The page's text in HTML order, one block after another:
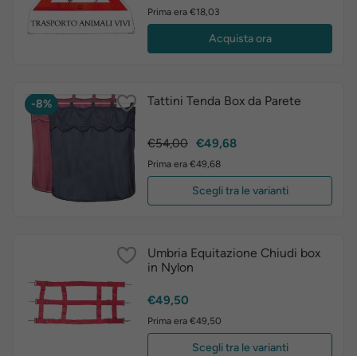
Prima era €18,03
Acquista ora
-8% Tattini Tenda Box da Parete
Prezzo
€54,00 Prezzo
€49,68
Prima era €49,68
Scegli tra le varianti
Umbria Equitazione Chiudi box
in Nylon
Prezzo
€49,50
Prima era €49,50
Scegli tra le varianti